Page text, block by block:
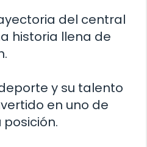
del central
historia llena de
y su talento
en uno de